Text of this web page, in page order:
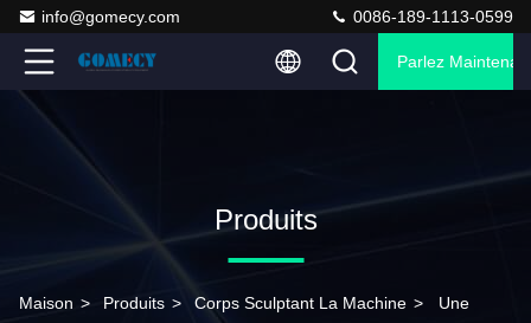
info@gomecy.com 0086-189-1113-0599
Parlez
Produits
Maison > Produits > Corps Sculptant La Machine > Une